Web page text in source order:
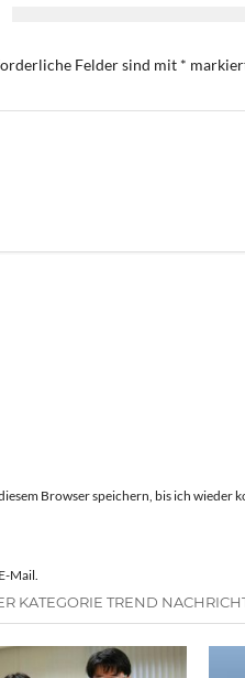
Felder sind mit *
Browser speichern, bis ich wieder
Mail.
KATEGORIE TREND